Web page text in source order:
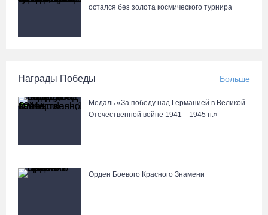
остался без золота космического турнира
Награды Победы Больше
Медаль «За победу над Германией в Великой
Отечественной войне 1941—1945 гг.»
Орден Боевого Красного Знамени